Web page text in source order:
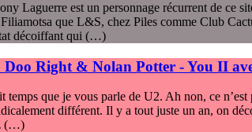
Laguerre est un personnage récurrent de ce
que L&S, chez Piles comme Club
décoiffant qui (…)
Doo Right & Nolan Potter - You II
temps que je vous parle de U2. Ah non, ce
différent. Il y a tout juste un an, on
(…)